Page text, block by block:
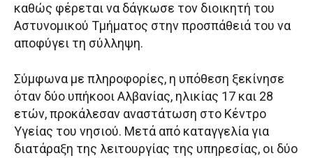
καθώς φέρεται να δάγκωσε τον διοικητή του
Αστυνομικού Τμήματος στην προσπάθειά του να
αποφύγει τη σύλληψη.
Σύμφωνα με πληροφορίες, η υπόθεση ξεκίνησε
όταν δύο υπήκοοι Αλβανίας, ηλικίας 17 και 28
ετών, προκάλεσαν αναστάτωση στο Κέντρο
Υγείας του νησιού. Μετά από καταγγελία για
διατάραξη της λειτουργίας της υπηρεσίας, οι δύο